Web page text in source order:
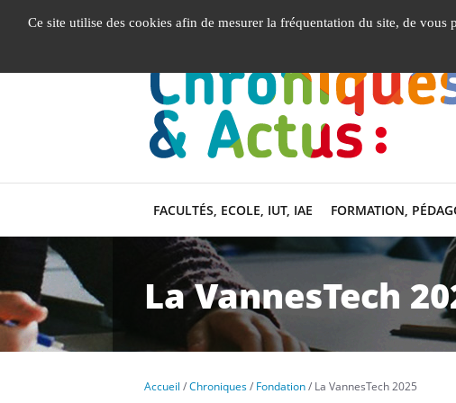
FACULTÉS, ECOLE, IUT, IAE FORMATION,
La VannesTech
Accueil Chroniques Fondation La VannesTech 2025
Ce site utilise des cookies afin de mesurer la fréquentation du site, de